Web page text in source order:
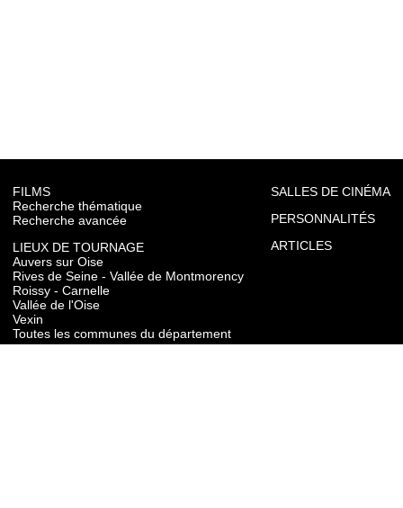
FILMS
Recherche thématique
Recherche avancée
LIEUX DE TOURNAGE
Auvers sur Oise
Rives de Seine - Vallée de Montmorency
Roissy - Carnelle
Vallée de l'Oise
Vexin
Toutes les communes du département
SALLES DE CINÉMA
PERSONNALITÉS
ARTICLES